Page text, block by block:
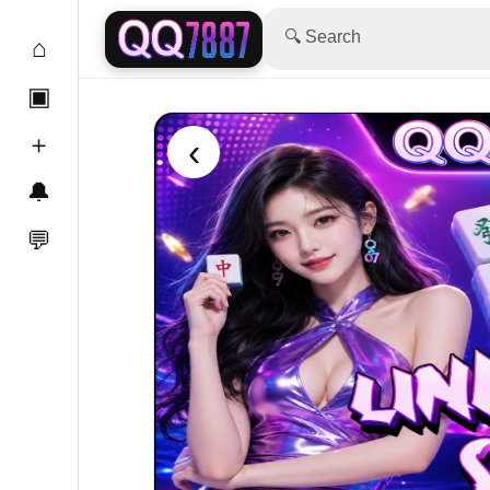
⌂
▣
＋
🔔
💬
🔍 Search
‹